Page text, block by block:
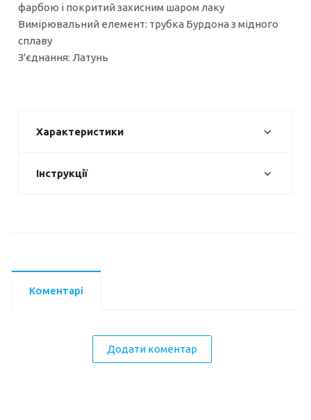
фарбою і покритий захисним шаром лаку
Вимірювальний елемент: трубка Бурдона з мідного
сплаву
З'єднання: Латунь
Характеристики
Інструкції
Коментарі
Додати коментар